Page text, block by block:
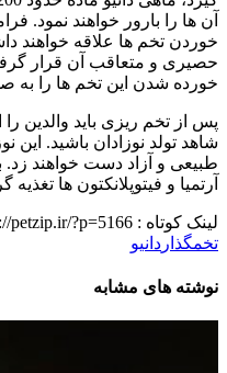
آن ها را بارور خواهند نمود.
خوردن تخم ها علاقه خواهند
حصیری و متعاقب آن قرار
خورده شدن این تخم ها را به
طبیعی و آزاد دست خواهند زد.
آرتمیا و فیتوپلانکتون ها تغذیه
لینک کوتاه : petzip.ir/?p=5166
تخمگذار دانیو
نوشته های مشابه